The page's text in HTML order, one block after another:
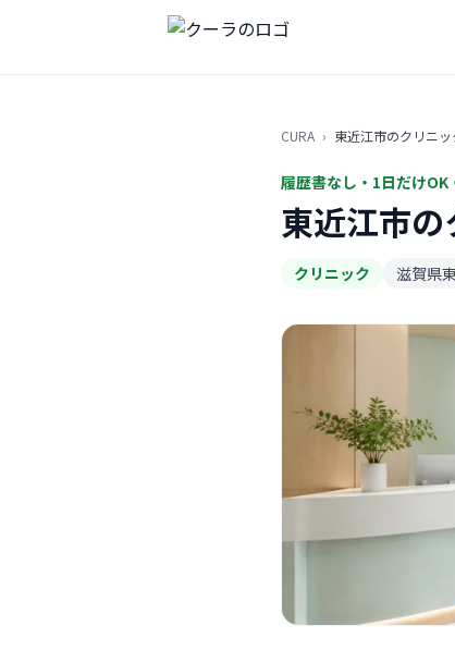
CURA › 東近江市のクリニッ
履歴書なし・1日だけ
東近江市の
クリニック 滋賀県